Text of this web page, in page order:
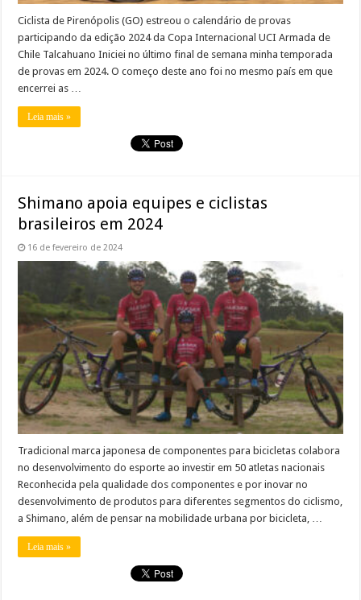
Ciclista de Pirenópolis (GO) estreou o calendário de provas
participando da edição 2024 da Copa Internacional UCI Armada de
Chile Talcahuano Iniciei no último final de semana minha temporada
de provas em 2024. O começo deste ano foi no mesmo país em que
encerrei as …
Leia mais »
Shimano apoia equipes e ciclistas
brasileiros em 2024
16 de fevereiro de 2024
Tradicional marca japonesa de componentes para bicicletas colabora
no desenvolvimento do esporte ao investir em 50 atletas nacionais
Reconhecida pela qualidade dos componentes e por inovar no
desenvolvimento de produtos para diferentes segmentos do ciclismo,
a Shimano, além de pensar na mobilidade urbana por bicicleta, …
Leia mais »